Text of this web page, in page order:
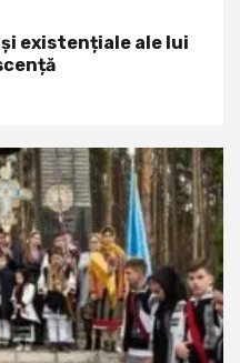
existențiale ale lui